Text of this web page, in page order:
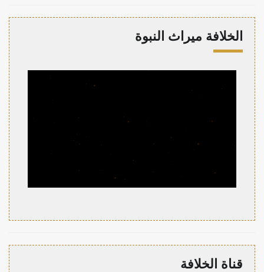
الخلافة ميراث النبوة
قناة الخلافة